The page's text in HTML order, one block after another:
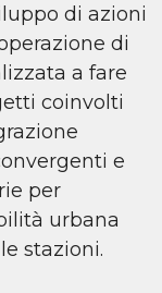
di azioni
di
a fare
coinvolti
e
per
urbana
stazioni.